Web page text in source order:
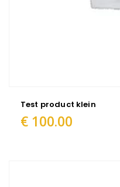
Test product klein
€ 100.00